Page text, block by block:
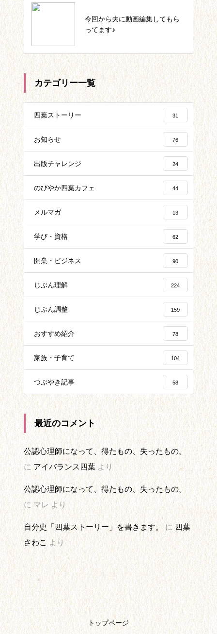
今回から夫に動画編集してもら
ってます♪
いっしょにIKUJI★セルフコーチ
ング記事一覧
カテゴリー一覧
四葉ストーリー 31
お知らせ 76
出版チャレンジ 24
のびやか四葉カフェ 44
メルマガ 13
学び・資格 62
開業・ビジネス 90
じぶん理解 224
じぶん調整 159
おすすめ紹介 78
家族・子育て 104
つぶやき記事 58
最近のコメント
公認心理師になって、得たもの、失ったもの。
に アイバランス四葉 より
公認心理師になって、得たもの、失ったもの。
に マレ より
自分史「四葉ストーリー」を書きます。 に 四葉
さわこ より
トップページ